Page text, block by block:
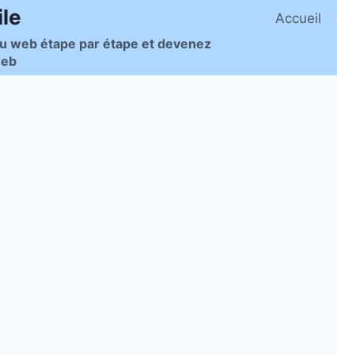
web étape par étape et devenez
Accueil